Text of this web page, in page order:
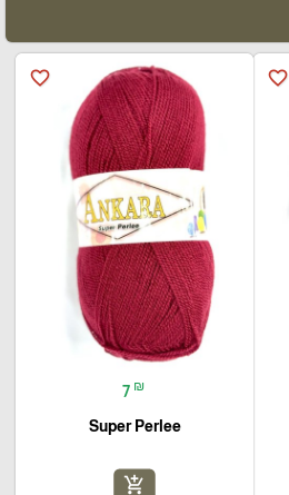
favorite_border
favorite_border
7 ₪
Super Perlee
add_shopping_cart